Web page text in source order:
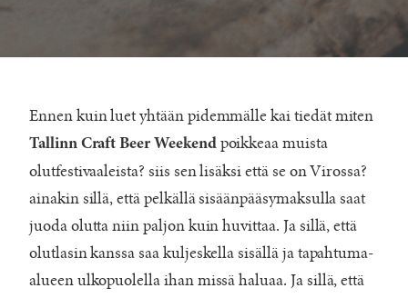
Ennen kuin luet yhtään pidemmälle kai tiedät miten
Tallinn Craft Beer Weekendpoikkeaa muista
olutfestivaaleista? siis sen lisäksi että se on Virossa?
ainakin sillä, että pelkällä sisäänpääsymaksulla saat
juoda olutta niin paljon kuin huvittaa. Ja sillä, että
olutlasin kanssa saa kuljeskella sisällä ja tapahtuma-
alueen ulkopuolella ihan missä haluaa. Ja sillä, että